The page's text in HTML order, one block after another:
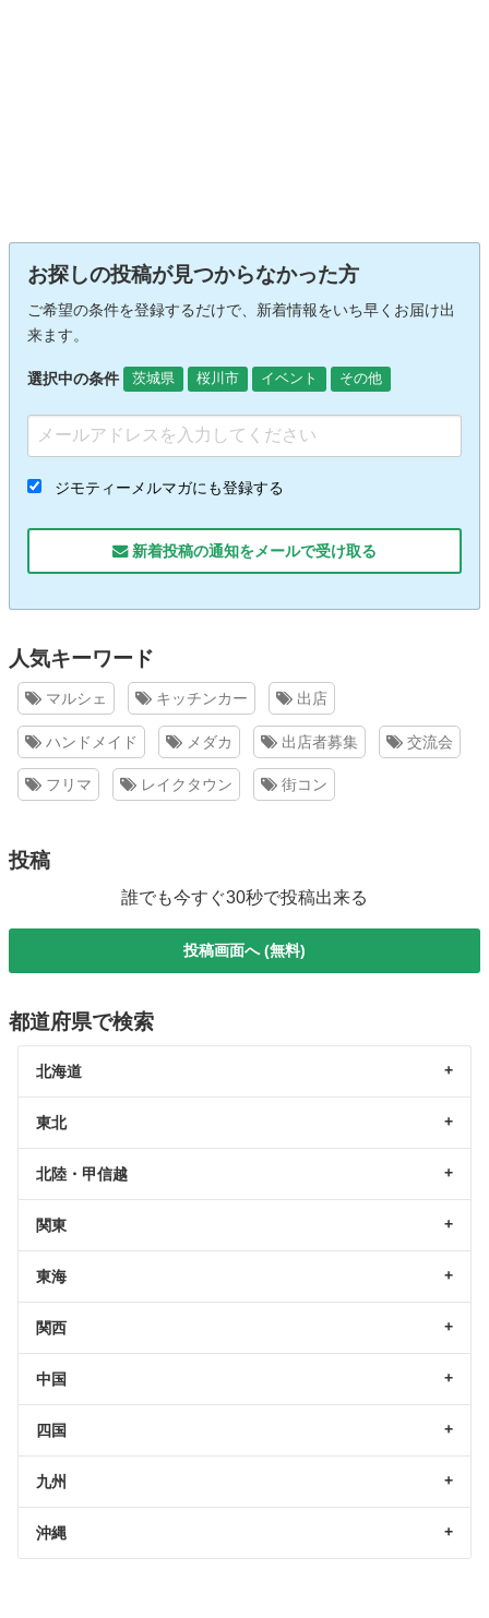
お探しの投稿が見つからなかった方
ご希望の条件を登録するだけで、新着情報をいち早くお届け出
来ます。
選択中の条件 茨城県 桜川市 イベント その他
ジモティーメルマガにも登録する
新着投稿の通知をメールで受け取る
人気キーワード
マルシェ キッチンカー 出店
ハンドメイド メダカ 出店者募集 交流会
フリマ レイクタウン 街コン
投稿
誰でも今すぐ30秒で投稿出来る
投稿画面へ (無料)
都道府県で検索
北海道
東北
北陸・甲信越
関東
東海
関西
中国
四国
九州
沖縄